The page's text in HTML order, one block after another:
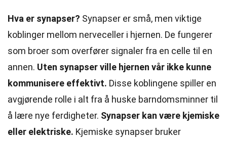
Hva er synapser? Synapser er små, men viktige
koblinger mellom nerveceller i hjernen. De fungerer
som broer som overfører signaler fra en celle til en
annen. Uten synapser ville hjernen vår ikke kunne
kommunisere effektivt. Disse koblingene spiller en
avgjørende rolle i alt fra å huske barndomsminner til
å lære nye ferdigheter. Synapser kan være kjemiske
eller elektriske. Kjemiske synapser bruker